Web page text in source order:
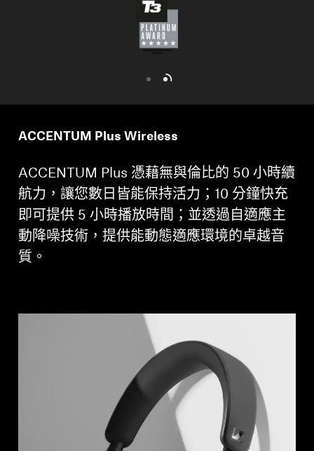
ACCENTUM Plus Wireless
ACCENTUM Plus 憑藉無與倫比的 50 小時續
航力，讓您數日皆能保持活力；10 分鐘快充
即可提供 5 小時播放時間；並透過自適應主
動降噪技術，提供能動態適應環境的卓越音
質。